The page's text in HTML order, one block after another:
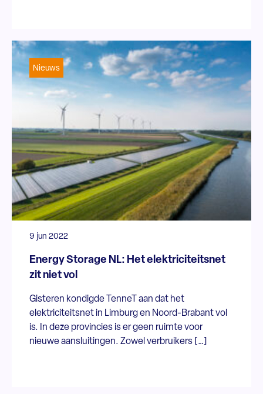
Nieuws
9 jun 2022
Energy Storage NL: Het elektriciteitsnet
zit niet vol
Gisteren kondigde TenneT aan dat het
elektriciteitsnet in Limburg en Noord-Brabant vol
is. In deze provincies is er geen ruimte voor
nieuwe aansluitingen. Zowel verbruikers […]